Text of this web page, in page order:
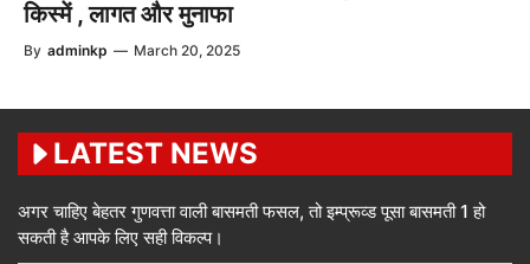
किस्में , लागत और मुनाफा
By adminkp — March 20, 2025
LATEST NEWS
अगर चाहिए बेहतर गुणवत्ता वाली बासमती फसल, तो इम्प्रूव्ड पूसा बासमती 1 हो
सकती है आपके लिए सही विकल्प।